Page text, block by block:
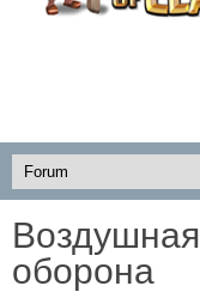
Воздушная
оборона